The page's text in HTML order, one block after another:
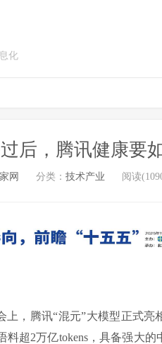
化
后，腾讯健康要
网 分类： 技术产业 阅读
上，腾讯“混元”大模型正式
超2万亿tokens，具备强大